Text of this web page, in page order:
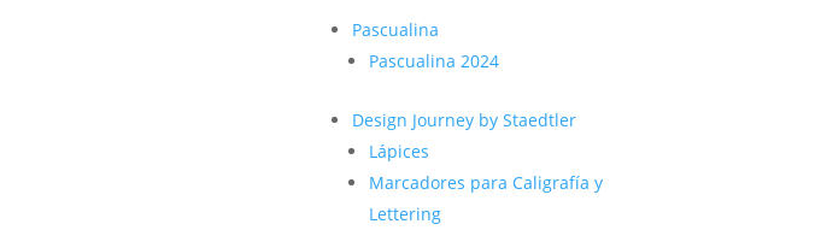
Pascualina
Pascualina 2024
Design Journey by Staedtler
Lápices
Marcadores para Caligrafía y
Lettering